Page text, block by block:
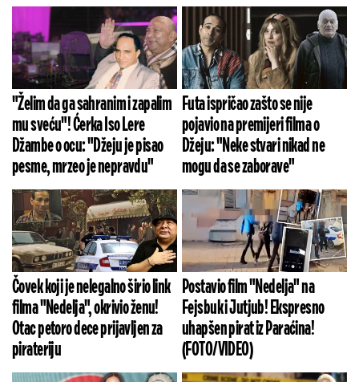
"Želim da ga sahranim i zapalim
mu sveću"! Ćerka Iso Lere
Džambe o ocu: "Džeju je pisao
pesme, mrzeo je nepravdu"
Futa ispričao zašto se nije
pojavio na premijeri filma o
Džeju: "Neke stvari nikad ne
mogu da se zaborave"
Čovek koji je nelegalno širio link
filma "Nedelja", okrivio ženu!
Otac petoro dece prijavljen za
pirateriju
Postavio film "Nedelja" na
Fejsbuk i Jutjub! Ekspresno
uhapšen pirat iz Paraćina!
(FOTO/VIDEO)